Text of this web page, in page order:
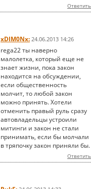
Ответить
xDIM0Nx: 24.06.2013 14:26
rega22 ты наверно
малолетка, который еще не
знает жизни, пока закон
находится на обсуждении,
если общественность
молчит, то любой закон
можно принять. Хотели
отменить правый руль сразу
автовладельцы устроили
митинги и закон не стали
принимать, если бы молчали
в тряпочку закон приняли бы.
Ответить